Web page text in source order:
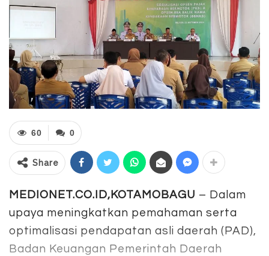
0
60
Share
MEDIONET.CO.ID,KOTAMOBAGU – Dalam
upaya meningkatkan pemahaman serta
optimalisasi pendapatan asli daerah (PAD),
Badan Keuangan Pemerintah Daerah